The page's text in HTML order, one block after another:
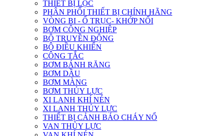
THIẾT BỊ LỌC
PHÂN PHỐI THIẾT BỊ CHÍNH HÃNG
VÒNG BI - Ổ TRỤC- KHỚP NỐI
BƠM CÔNG NGHIỆP
BỘ TRUYỀN ĐỘNG
BỘ ĐIỀU KHIỂN
CÔNG TẮC
BƠM BÁNH RĂNG
BƠM DẦU
BƠM MÀNG
BƠM THỦY LỰC
XI LANH KHÍ NÉN
XI LANH THỦY LỰC
THIẾT BỊ CẢNH BÁO CHÁY NỔ
VAN THỦY LỰC